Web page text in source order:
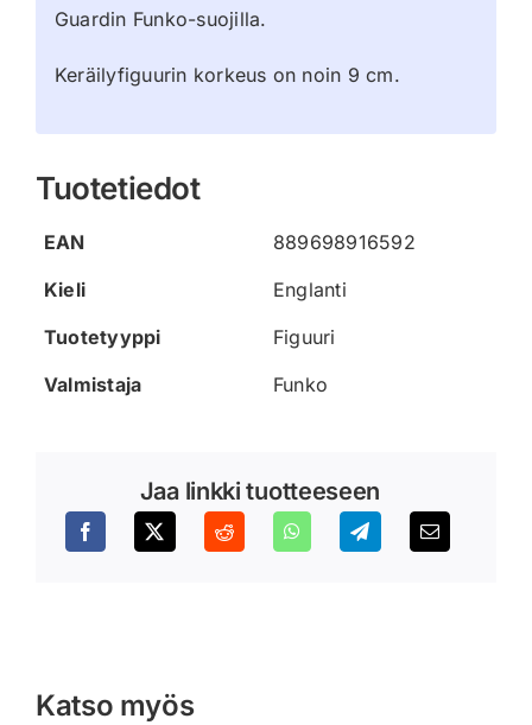
Guardin Funko-suojilla.
Keräilyfiguurin korkeus on noin 9 cm.
Tuotetiedot
EAN
889698916592
Kieli
Englanti
Tuotetyyppi
Figuuri
Valmistaja
Funko
Jaa linkki tuotteeseen
Katso myös